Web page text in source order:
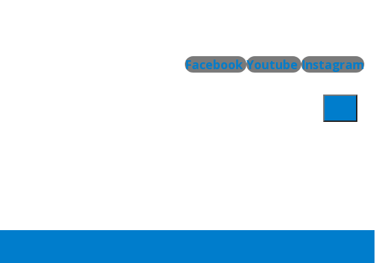
Facebook Youtube Instagram